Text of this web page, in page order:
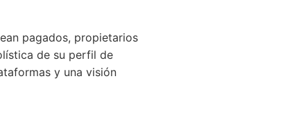
pagados, propietarios
de su perfil de
y una visión